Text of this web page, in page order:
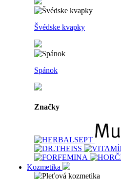
Švédske kvapky
Spánok
Značky
Kozmetika